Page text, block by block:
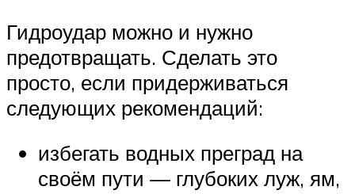
Гидроудар можно и нужно
предотвращать. Сделать это
просто, если придерживаться
следующих рекомендаций:
избегать водных преград на
своём пути — глубоких луж, ям,